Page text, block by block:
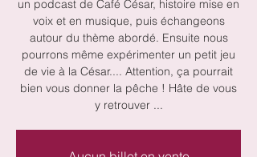
un podcast de Café César, histoire mise en
voix et en musique, puis échangeons
autour du thème abordé. Ensuite nous
pourrons même expérimenter un petit jeu
de vie à la César.... Attention, ça pourrait
bien vous donner la pêche ! Hâte de vous
y retrouver ...